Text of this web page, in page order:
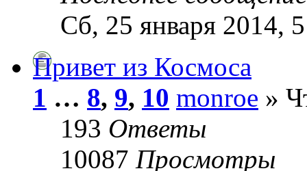
Сб, 25 января 2014,
Привет из Космоса
1 … 8, 9, 10 monroe »
193 Ответы
10087 Просмотры